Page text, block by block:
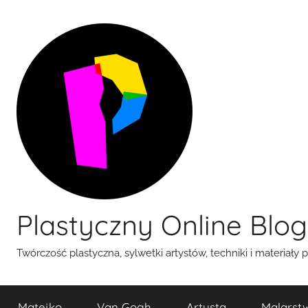
Plastyczny Online Blog
Twórczość plastyczna, sylwetki artystów, techniki i materiały